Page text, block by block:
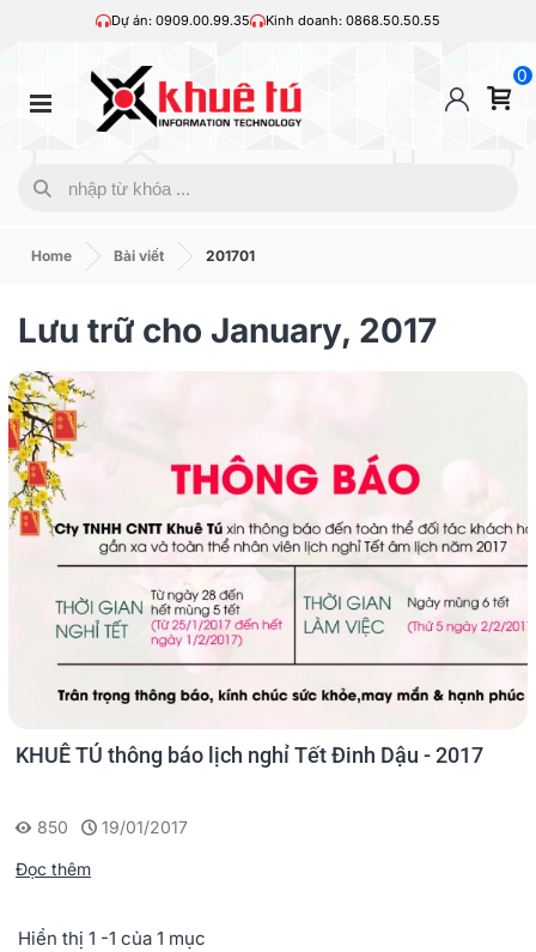
Dự án: 0909.00.99.35 Kinh doanh: 0868.50.50.55
0
Home Bài viết 201701
Lưu trữ cho January, 2017
KHUÊ TÚ thông báo lịch nghỉ Tết Đinh Dậu - 2017
850 19/01/2017
Đọc thêm
Hiển thị 1 -1 của 1 mục